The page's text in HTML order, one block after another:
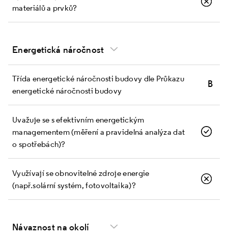
materiálů a prvků?
Energetická náročnost
Třída energetické náročnosti budovy dle Průkazu
energetické náročnosti budovy
B
Uvažuje se s efektivním energetickým
managementem (měření a pravidelná analýza dat
o spotřebách)?
Využívají se obnovitelné zdroje energie
(např. solární systém, fotovoltaika)?
Návaznost na okolí